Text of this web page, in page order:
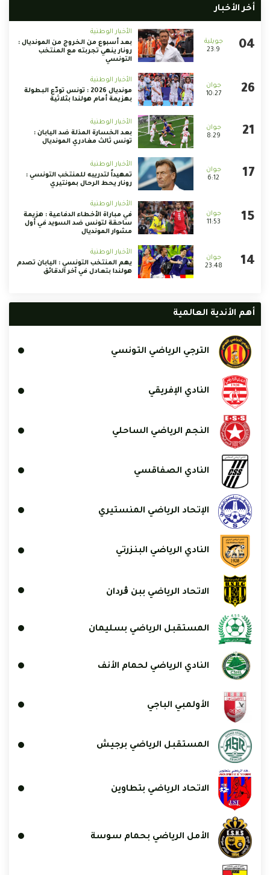
أخر الأخبار
23:9
الأخبار الوطنية
بعد أسبوع من الخروج من المونديال :
رونار ينهي تجربته مع المنتخب
التونسي
10:27
الأخبار الوطنية
مونديال 2026 : تونس تودّع البطولة
بهزيمة أمام هولندا بثلاثية
8:29
الأخبار الوطنية
بعد الخسارة المذلة ضد اليابان :
تونس ثالث مغادري المونديال
6:12
الأخبار الوطنية
تمهيداً لتدريبه للمنتخب التونسي :
رونار يحط الرحال بمونتيري
11:53
الأخبار الوطنية
في مباراة الأخطاء الدفاعية : هزيمة
ساحقة لتونس ضد السويد في أول
مشوار المونديال
23:48
الأخبار الوطنية
يهم المنتخب التونسي : اليابان تصدم
هولندا بتعادل في آخر الدقائق
أهم الأندية العالمية
الترجي الرياضي التونسي
النادي الإفريقي
النجم الرياضي الساحلي
النادي الصفاقسي
الإتحاد الرياضي المنستيري
النادي الرياضي البنزرتي
الاتحاد الرياضي ببن ڨردان
المستقبل الرياضي بسليمان
النادي الرياضي لحمام الأنف
الأولمبي الباجي
المستقبل الرياضي برجيش
الاتحاد الرياضي بتطاوين
الأمل الرياضي بحمام سوسة